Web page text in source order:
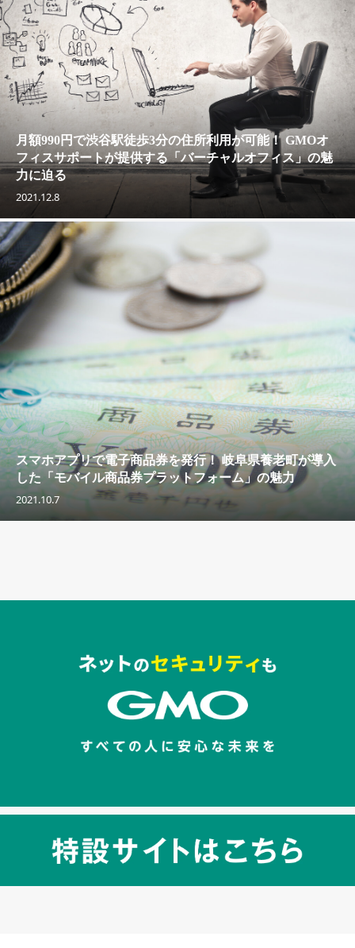
月額990円で渋谷駅徒歩3分の住所利用が可能！ GMOオ
フィスサポートが提供する「バーチャルオフィス」の魅
力に迫る
2021.12.8
スマホアプリで電子商品券を発行！ 岐阜県養老町が導入
した「モバイル商品券プラットフォーム」の魅力
2021.10.7
セキュリティキャンペーンでのバナー